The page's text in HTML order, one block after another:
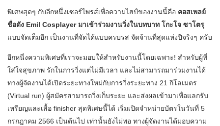
พิเศษสุดๆ กับอีกหนึ่งเซอร์ไพรส์เพื่อความไฮป์ของงานนี้คือ คอสเพลย์
ชื่อดัง Emil Cosplayer มาเข้าร่วมงานวิ่งในบทบาท โกะโจ ซาโตรุ
แบบจัดเต็มอีก เป็นงานที่จัดได้แบบครบรส จัดจ้านที่สุดแห่งปีจริงๆ ครับ
อีกหนึ่งความพิเศษที่เราจะมอบให้สำหรับงานนี้โดยเฉพาะ! สำหรับผู้ที่
ใส่ใจสุขภาพ รักในการวิ่งแต่ไม่มีเวลา และไม่สามารถมาร่วมงานได้
ทางผู้จัดงานได้เปิดระยะทางใหม่กับการวิ่งระยะทาง 21 กิโลเมตร
(Virtual run) ผู้สมัครสามารถวิ่งเก็บระยะ และส่งผลเข้ามาเพื่อแลกรับ
เหรียญและเสื้อ finisher สุดพิเศษนี้ได้ เริ่มเปิดจำหน่ายบัตรในวันที่ 5
กรกฎาคม 2566 เป็นต้นไป เท่านั้นยังไม่พอ ทางผู้จัดงานได้มอบความ